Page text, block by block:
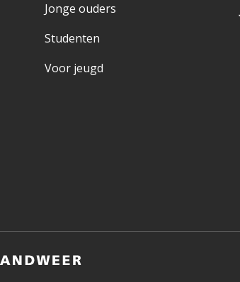
Jonge ouders
Studenten
Voor jeugd
Brandweer
logo